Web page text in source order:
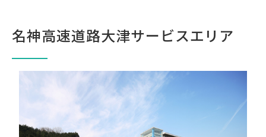
名神高速道路大津サービスエリア